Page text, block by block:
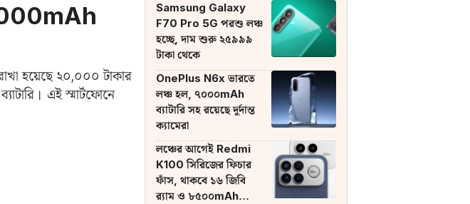
হয়েছে ২০,০০০ টাকার
এই স্মার্টফোনে
Samsung Galaxy
F70 Pro 5G পরশু লঞ্চ
হচ্ছে, দাম শুরু ২৫৯৯৯
টাকা থেকে
OnePlus N6x ভারতে
লঞ্চ হল, ৭০০০mAh
ব্যাটারি সহ রয়েছে দুর্দান্ত
ক্যামেরা
লঞ্চের আগেই Redmi
K100 সিরিজের ফিচার
ফাঁস, থাকবে ১৬ জিবি
র‌্যাম ও ৮৫০০mAh